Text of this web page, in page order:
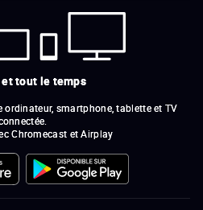
tout le temps
ordinateur, smartphone, tablette et TV
Chromecast et Airplay